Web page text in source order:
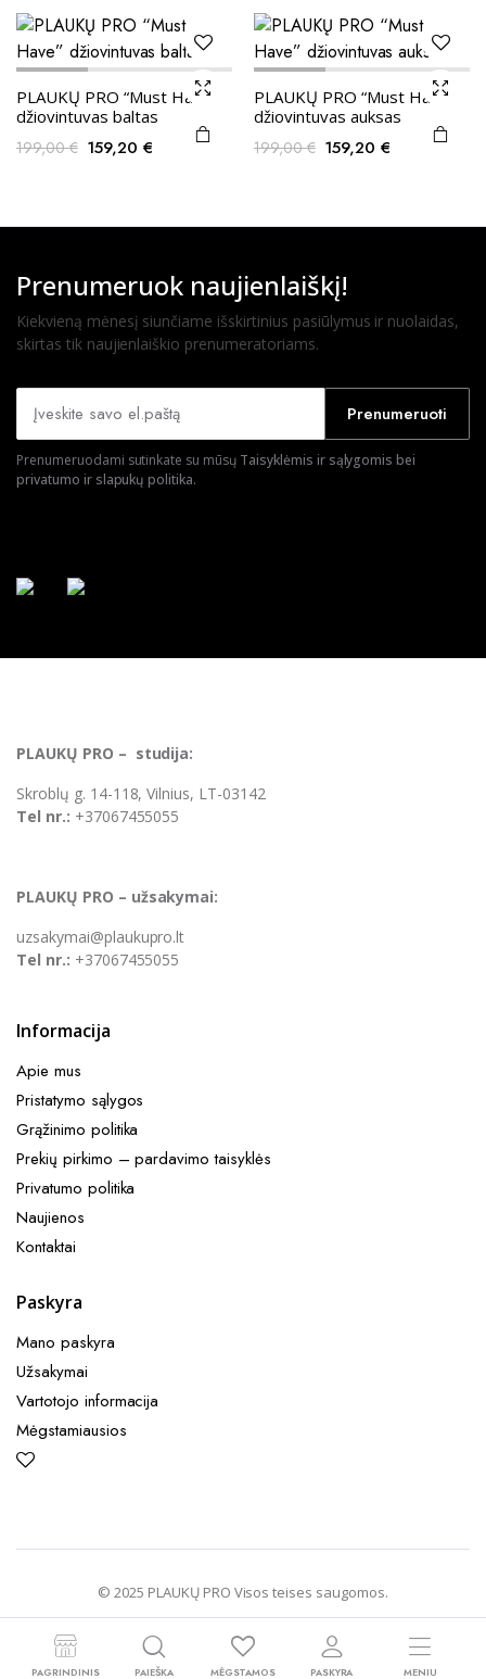
was:
199,00 €.
is:
159,20 €.
was:
199,00 €.
is:
159,20 €.
PLAUKŲ PRO “Must Have”
džiovintuvas baltas
199,00€ Original
159,20 €Current
PLAUKŲ PRO “Must Have”
džiovintuvas auksas
199,00€ Original
159,20 €Current
Prenumeruok naujienlaiškį!
Kiekvieną mėnesį siunčiame išskirtinius pasiūlymus ir nuolaidas,
skirtas tik naujienlaiškio prenumeratoriams.
Prenumeruoti
Prenumeruodami sutinkate su mūsų Taisyklėmis ir sąlygomis bei
privatumo ir slapukų politika.
PLAUKŲ PRO – studija:
Skroblų g. 14-118, Vilnius, LT-03142
Tel nr.: +37067455055
PLAUKŲ PRO – užsakymai:
uzsakymai@plaukupro.lt
Tel nr.: +37067455055
Informacija
Apie mus
Pristatymo sąlygos
Grąžinimo politika
Prekių pirkimo – pardavimo taisyklės​
Privatumo politika
Naujienos
Kontaktai
Paskyra
Mano paskyra
Užsakymai
Vartotojo informacija
Mėgstamiausios
© 2025 PLAUKŲ PRO Visos teises saugomos.
PAGRINDINIS PAIEŠKA MĖGSTAMOS PASKYRA MENIU